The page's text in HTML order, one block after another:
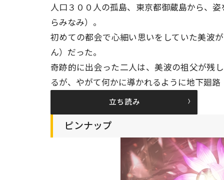
人口３００人の孤島、東京都御蔵島から、
らみなみ）。
初めての都会で心細い思いをしていた美波
ん）だった。
奇跡的に出会った二人は、美波の祖父が残
るが、やがて何かに導かれるように地下廻
立ち読み
ピンナップ